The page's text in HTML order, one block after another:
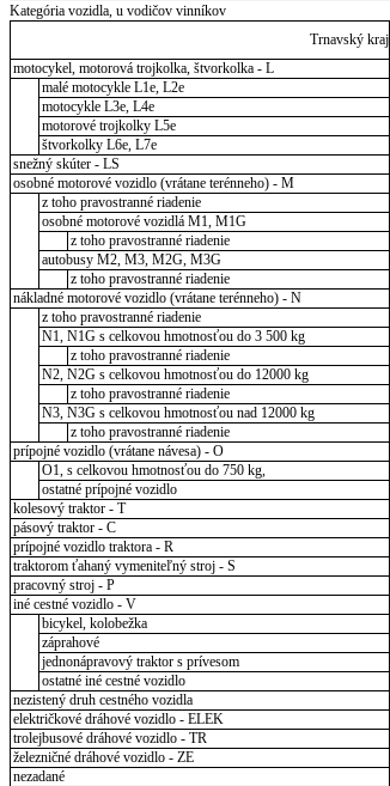
Kategória vozidla, u vodičov vinníkov
Trnavský kraj
motocykel, motorová trojkolka, štvorkolka - L
malé motocykle L1e, L2e
motocykle L3e, L4e
motorové trojkolky L5e
štvorkolky L6e, L7e
snežný skúter - LS
osobné motorové vozidlo (vrátane terénneho) - M
z toho pravostranné riadenie
osobné motorové vozidlá M1, M1G
z toho pravostranné riadenie
autobusy M2, M3, M2G, M3G
z toho pravostranné riadenie
nákladné motorové vozidlo (vrátane terénneho) - N
z toho pravostranné riadenie
N1, N1G s celkovou hmotnosťou do 3 500 kg
z toho pravostranné riadenie
N2, N2G s celkovou hmotnosťou do 12000 kg
z toho pravostranné riadenie
N3, N3G s celkovou hmotnosťou nad 12000 kg
z toho pravostranné riadenie
prípojné vozidlo (vrátane návesa) - O
O1, s celkovou hmotnosťou do 750 kg,
ostatné prípojné vozidlo
kolesový traktor - T
pásový traktor - C
prípojné vozidlo traktora - R
traktorom ťahaný vymeniteľný stroj - S
pracovný stroj - P
iné cestné vozidlo - V
bicykel, kolobežka
záprahové
jednonápravový traktor s prívesom
ostatné iné cestné vozidlo
nezistený druh cestného vozidla
električkové dráhové vozidlo - ELEK
trolejbusové dráhové vozidlo - TR
železničné dráhové vozidlo - ZE
nezadané